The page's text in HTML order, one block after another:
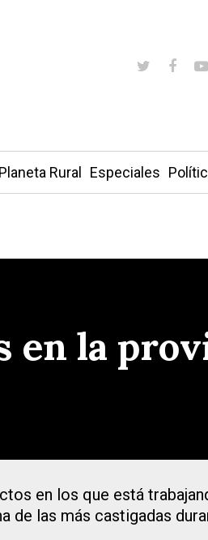
Planeta Rural Especiales
en la
en los que está
de las más castigadas